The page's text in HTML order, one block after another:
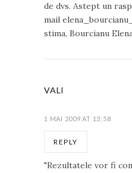
de dvs. Astept un
mail
stima, Bourcianu
VALI
1 MAI 2009 AT 13:58
REPLY
"Rezultatele vor fi